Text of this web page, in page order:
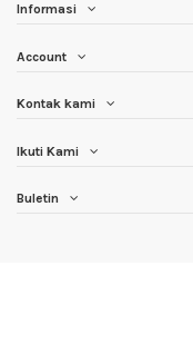
Informasi
Account
Kontak kami
Ikuti Kami
Buletin